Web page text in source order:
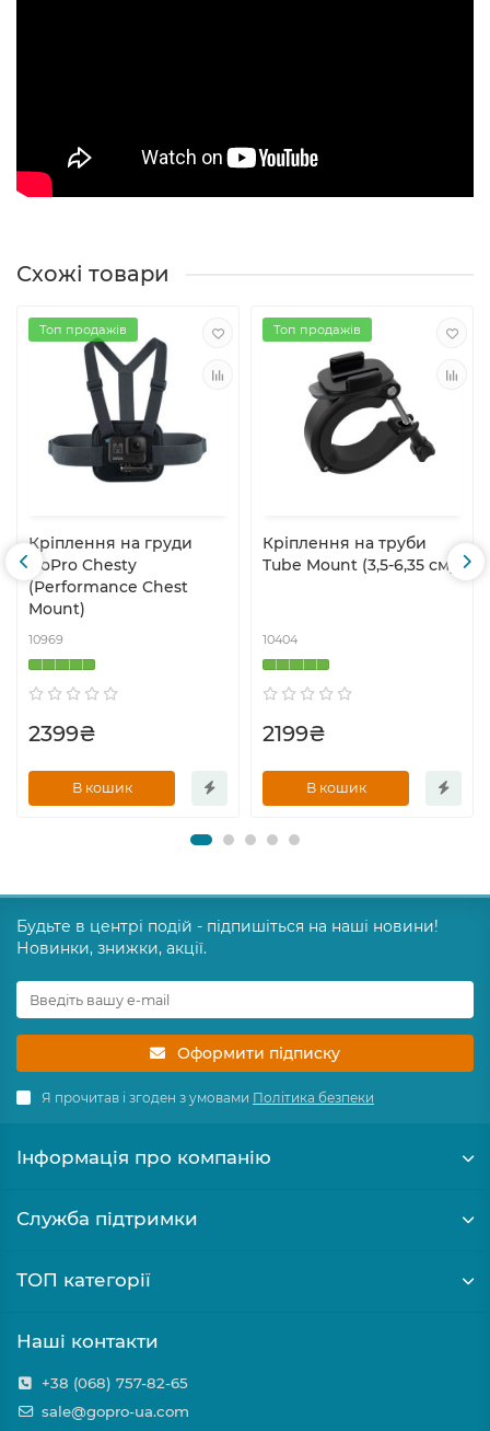
Схожі товари
Топ продажів
Кріплення на груди
GoPro Chesty
(Performance Chest
Mount)
10969
2399₴
В кошик
Топ продажів
Кріплення на труби
Tube Mount (3,5-6,35 см)
10404
2199₴
В кошик
Будьте в центрі подій - підпишіться на наші новини!
Новинки, знижки, акції.
Оформити підписку
Я прочитав і згоден з умовами Політика безпеки
Інформація про компанію
Служба підтримки
ТОП категорії
Наші контакти
+38 (068) 757-82-65
sale@gopro-ua.com